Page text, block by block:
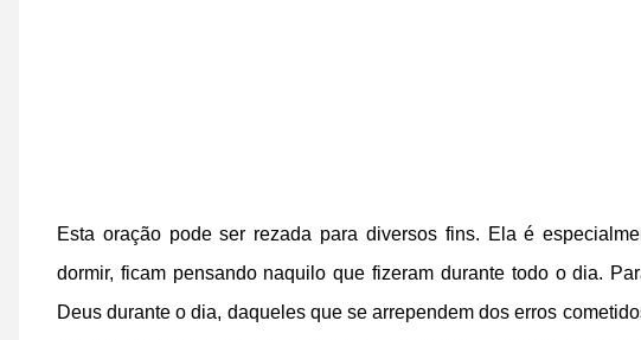
Esta oração pode ser rezada para diversos fins. Ela é
dormir, ficam pensando naquilo que fizeram durante todo o dia.
Deus durante o dia, daqueles que se arrependem dos erros